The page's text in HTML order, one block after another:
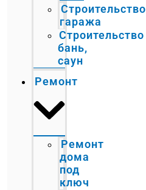
Строительство
гаража
Строительство
бань,
саун
Ремонт
Ремонт
дома
под
ключ